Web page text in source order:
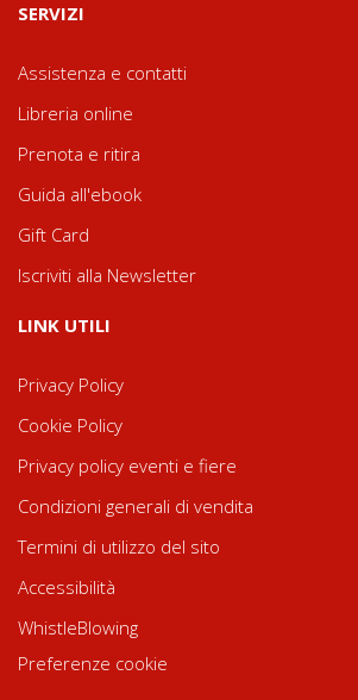
SERVIZI
Assistenza e contatti
Libreria online
Prenota e ritira
Guida all'ebook
Gift Card
Iscriviti alla Newsletter
LINK UTILI
Privacy Policy
Cookie Policy
Privacy policy eventi e fiere
Condizioni generali di vendita
Termini di utilizzo del sito
Accessibilità
WhistleBlowing
Preferenze cookie